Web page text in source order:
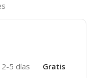
2-5 días Gratis